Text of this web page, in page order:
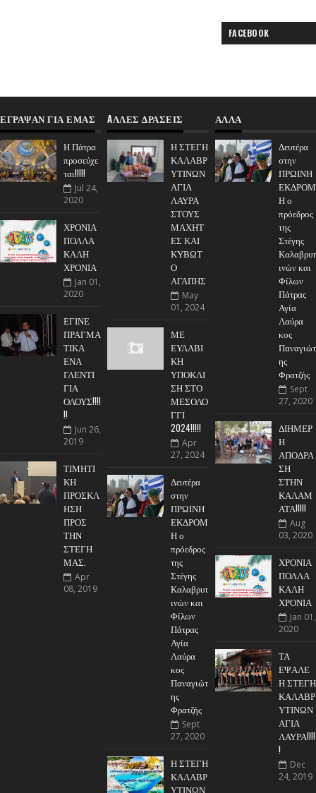
FACEBOOK
ΈΓΡΑΨΑΝ ΓΙΑ ΕΜΆΣ
Η Πάτρα
προσεύχε
ται!!!!!
Jul 24,
2020
ΧΡΟΝΙΑ
ΠΟΛΛΑ
ΚΑΛΗ
ΧΡΟΝΙΑ
Jan 01,
2020
ΕΓΙΝΕ
ΠΡΑΓΜΑ
ΤΙΚΑ
ΕΝΑ
ΓΛΕΝΤΙ
ΓΙΑ
ΟΛΟΥΣ!!!!
!!
Jun 26,
2019
ΤΙΜΗΤΙ
ΚΗ
ΠΡΟΣΚΛ
ΗΣΗ
ΠΡΟΣ
ΤΗΝ
ΣΤΕΓΗ
ΜΑΣ.
Apr
08, 2019
AΛΛΕΣ ΔΡΑΣΕΙΣ
Η ΣΤΕΓΗ
ΚΑΛΑΒΡ
ΥΤΙΝΩΝ
ΑΓΙΑ
ΛΑΥΡΑ
ΣΤΟΥΣ
ΜΑΧΗΤ
ΕΣ ΚΑΙ
ΚΥΒΩΤ
Ο
ΑΓΑΠΗΣ
May
01, 2024
ΜΕ
ΕΥΛΑΒΙ
ΚΗ
ΥΠΟΚΛΙ
ΣΗ ΣΤΟ
ΜΕΣΟΛΟ
ΓΓΙ
2024!!!!!
Apr
27, 2024
Δευτέρα
στην
ΠΡΩΙΝΗ
ΕΚΔΡΟΜ
Η ο
πρόεδρος
της
Στέγης
Καλαβρυτ
ινών και
Φίλων
Πάτρας
Αγία
Λαύρα
κος
Παναγιώτ
ης
Φρατζής
Sept
27, 2020
Η ΣΤΕΓΗ
ΚΑΛΑΒΡ
ΥΤΙΝΩΝ
ΑΛΛΑ
Δευτέρα
στην
ΠΡΩΙΝΗ
ΕΚΔΡΟΜ
Η ο
πρόεδρος
της
Στέγης
Καλαβρυτ
ινών και
Φίλων
Πάτρας
Αγία
Λαύρα
κος
Παναγιώτ
ης
Φρατζής
Sept
27, 2020
ΔΙΗΜΕΡ
Η
ΑΠΟΔΡΑ
ΣΗ
ΣΤΗΝ
ΚΑΛΑΜ
ΑΤΑ!!!!!
Aug
03, 2020
ΧΡΟΝΙΑ
ΠΟΛΛΑ
ΚΑΛΗ
ΧΡΟΝΙΑ
Jan 01,
2020
ΤΑ
ΕΨΑΛΕ
Η ΣΤΕΓΗ
ΚΑΛΑΒΡ
ΥΤΙΝΩΝ
ΑΓΙΑ
ΛΑΥΡΑ!!!!
!
Dec
24, 2019